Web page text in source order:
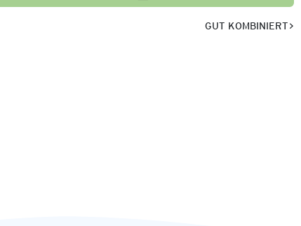
GUT KOMBINIERT